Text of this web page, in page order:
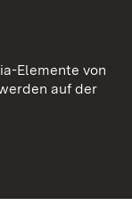
Elemente von
auf der